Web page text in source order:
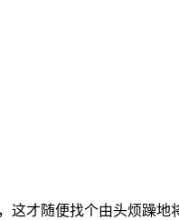
才随便找个由头烦躁地